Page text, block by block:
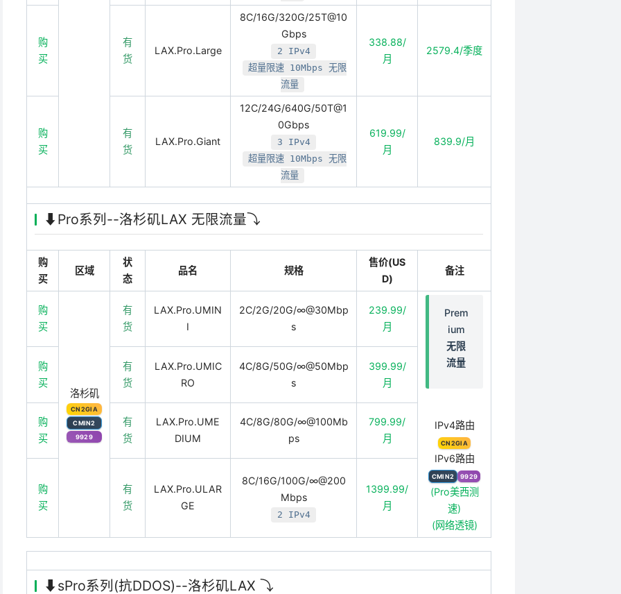
购
买
有
货
LAX.Pro.Large
8C/16G/320G/25T@10
Gbps
2 IPv4
超量限速 10Mbps 无限
流量
338.88/
月
2579.4/季度
购
买
有
货
LAX.Pro.Giant
12C/24G/640G/50T@1
0Gbps
3 IPv4
超量限速 10Mbps 无限
流量
619.99/
月
839.9/月
⬇️Pro系列--洛杉矶LAX 无限流量⤵️
购
买
区域
状
态
品名 规格
售价(US
D)
备注
购
买
洛杉矶
CN2GIA
CMIN2
9929
有
货
LAX.Pro.UMIN
I
2C/2G/20G/∞@30Mbp
s
239.99/
月
Prem
ium
无限
流量
IPv4路由
CN2GIA
IPv6路由
CMIN2 9929
(Pro美西测
速)
(网络透镜)
购
买
有
货
LAX.Pro.UMIC
RO
4C/8G/50G/∞@50Mbp
s
399.99/
月
购
买
有
货
LAX.Pro.UME
DIUM
4C/8G/80G/∞@100Mb
ps
799.99/
月
购
买
有
货
LAX.Pro.ULAR
GE
8C/16G/100G/∞@200
Mbps
2 IPv4
1399.99/
月
⬇️sPro系列(抗DDOS)--洛杉矶LAX ⤵️